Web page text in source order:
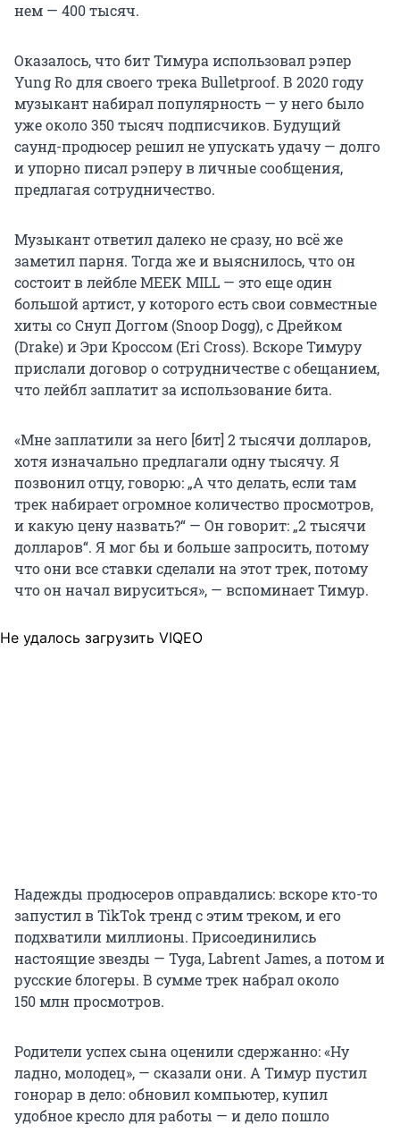
нем — 400 тысяч.
Оказалось, что бит Тимура использовал рэпер
Yung Ro для своего трека Bulletproof. В 2020 году
музыкант набирал популярность — у него было
уже около 350 тысяч подписчиков. Будущий
саунд-продюсер решил не упускать удачу — долго
и упорно писал рэперу в личные сообщения,
предлагая сотрудничество.
Музыкант ответил далеко не сразу, но всё же
заметил парня. Тогда же и выяснилось, что он
состоит в лейбле MEEK MILL — это еще один
большой артист, у которого есть свои совместные
хиты со Снуп Доггом (Snoop Dogg), с Дрейком
(Drake) и Эри Кроссом (Eri Cross). Вскоре Тимуру
прислали договор о сотрудничестве с обещанием,
что лейбл заплатит за использование бита.
«Мне заплатили за него [бит] 2 тысячи долларов,
хотя изначально предлагали одну тысячу. Я
позвонил отцу, говорю: „А что делать, если там
трек набирает огромное количество просмотров,
и какую цену назвать?“ — Он говорит: „2 тысячи
долларов“. Я мог бы и больше запросить, потому
что они все ставки сделали на этот трек, потому
что он начал вируситься», — вспоминает Тимур.
Не удалось загрузить VIQEO
Надежды продюсеров оправдались: вскоре кто-то
запустил в TikTok тренд с этим треком, и его
подхватили миллионы. Присоединились
настоящие звезды — Tyga, Labrent James, а потом и
русские блогеры. В сумме трек набрал около
150 млн просмотров.
Родители успех сына оценили сдержанно: «Ну
ладно, молодец», — сказали они. А Тимур пустил
гонорар в дело: обновил компьютер, купил
удобное кресло для работы — и дело пошло